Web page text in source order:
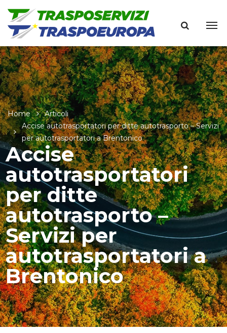
Home
Articoli
Accise autotrasportatori per ditte autotrasporto – Servizi
per autotrasportatori a Brentonico
Accise
autotrasportatori
per ditte
autotrasporto –
Servizi per
autotrasportatori a
Brentonico